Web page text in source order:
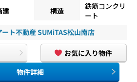
建 構造
鉄筋コンクリ
ート
ト不動産 SUMiTAS松山南店
お気に入り物件
物件詳細